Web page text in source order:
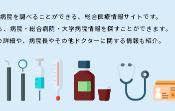
を調べることができる、総合医療情報サイトです。
病院・総合病院・大学病院情報を探すことができます。
細や、病院長やその他ドクターに関する情報も紹介。